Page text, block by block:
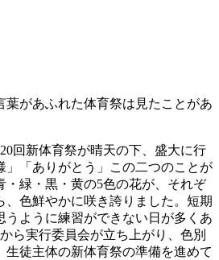
葉があふれた体育祭は見たことがあ
回新体育祭が晴天の下、盛大に行
」「ありがとう」この二つのことが
・緑・黒・黄の5色の花が、それぞ
、色鮮やかに咲き誇りました。短期
うように練習ができない日が多くあ
ら実行委員会が立ち上がり、色別
生徒主体の新体育祭の準備を進めて